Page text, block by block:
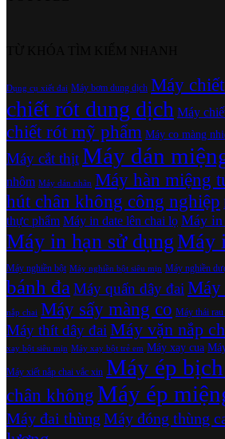
Dụng cụ xiết đai Máy bơm dung dịch Máy
chiết rót dung dịch Máy
chiết rót mỹ phẩm Máy co màng
Máy cắt thịtMáy dán
nhôm Máy dán nhãn Máy hàn miệng
hút chân không công nghiệp
thực phẩm Máy in date lên chai lọ Máy in
Máy in hạn sử dụngMáy
Máy nghiền bột Máy nghiền bột siêu mịn Máy nghiền
bánh đa Máy quấn dây đai Máy
nắp chai Máy sấy màng co Máy thái rau
Máy thít dây đai Máy vặn nắp
xay bột siêu mịn Máy xay bột trẻ em Máy xay cua
Máy xiết nắp chai vắc xin Máy ép
chân không Máy ép
Máy đai thùng Máy đóng thùng